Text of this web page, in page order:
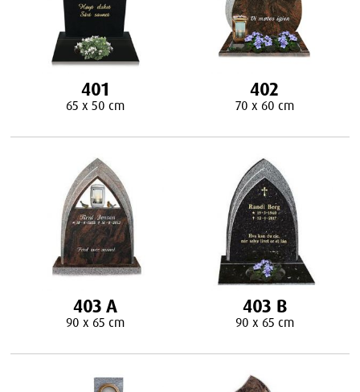
401
65 x 50 cm
402
70 x 60 cm
403 A
90 x 65 cm
403 B
90 x 65 cm